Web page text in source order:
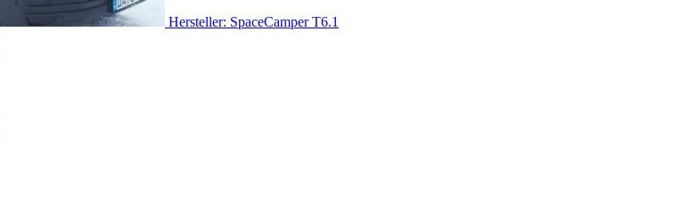
Hersteller: SpaceCamper T6.1